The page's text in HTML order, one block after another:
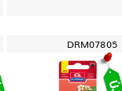
DRM07805